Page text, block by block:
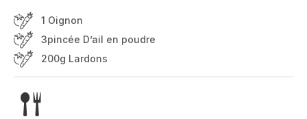
1 Oignon
3pincée D’ail en poudre
200g Lardons